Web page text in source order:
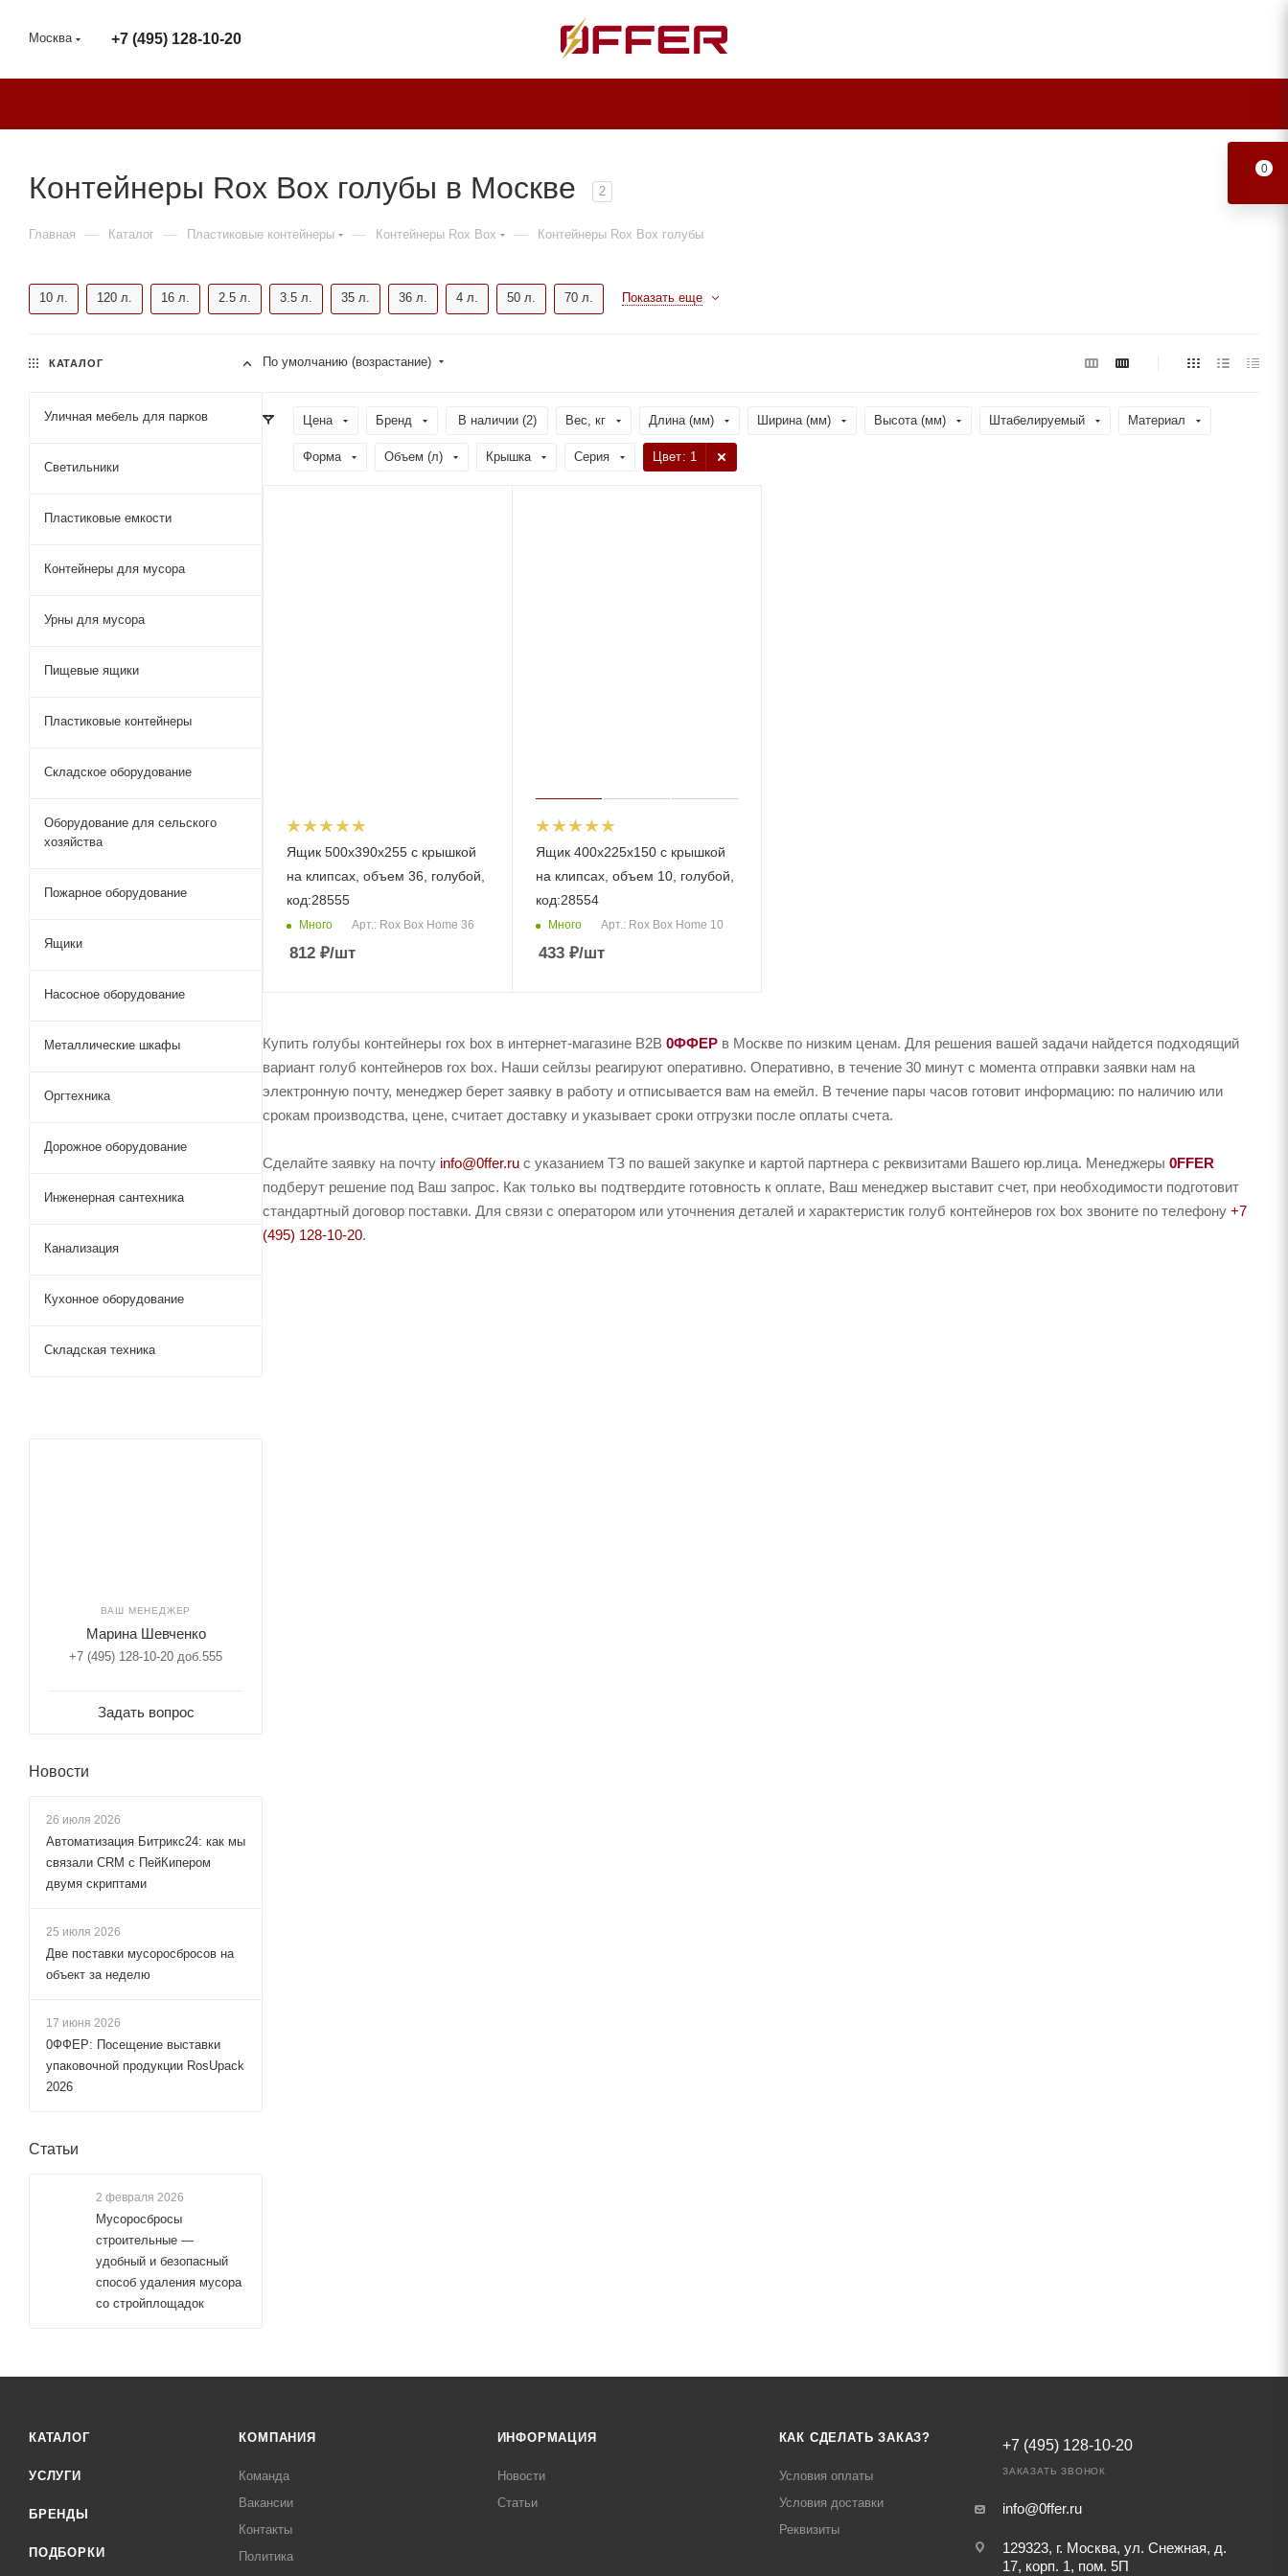
Москва +7 (495) 128-10-20
Контейнеры Rox Box голубы в Москве 2
Главная — Каталог — Пластиковые контейнеры — Контейнеры Rox Box — Контейнеры Rox Box голубы
10 л. 120 л. 16 л. 2.5 л. 3.5 л. 35 л. 36 л. 4 л. 50 л. 70 л. Показать еще
По умолчанию (возрастание)
Цена Бренд В наличии (2) Вес, кг Длина (мм) Ширина (мм) Высота (мм) Штабелируемый Материал
Форма Объем (л) Крышка Серия Цвет: 1
Ящик 500х390х255 с крышкой
на клипсах, объем 36, голубой,
код:28555
Много Арт.: Rox Box Home 36
812 ₽/шт
Ящик 400х225х150 с крышкой
на клипсах, объем 10, голубой,
код:28554
Много Арт.: Rox Box Home 10
433₽/шт
Купить голубы контейнеры rox box в интернет-магазине B2B 0ФФЕР в Москве по низким ценам. Для решения вашей задачи найдется подходящий
вариант голуб контейнеров rox box. Наши сейлзы реагируют оперативно. Оперативно, в течение 30 минут с момента отправки заявки нам на
электронную почту, менеджер берет заявку в работу и отписывается вам на емейл. В течение пары часов готовит информацию: по наличию или
срокам производства, цене, считает доставку и указывает сроки отгрузки после оплаты счета.
Сделайте заявку на почту info@0ffer.ru с указанием ТЗ по вашей закупке и картой партнера с реквизитами Вашего юр.лица. Менеджеры 0FFER
подберут решение под Ваш запрос. Как только вы подтвердите готовность к оплате, Ваш менеджер выставит счет, при необходимости подготовит
стандартный договор поставки. Для связи с оператором или уточнения деталей и характеристик голуб контейнеров rox box звоните по телефону +7
(495) 128-10-20.
КАТАЛОГ
Уличная мебель для парков
Светильники
Пластиковые емкости
Контейнеры для мусора
Урны для мусора
Пищевые ящики
Пластиковые контейнеры
Складское оборудование
Оборудование для сельского
хозяйства
Пожарное оборудование
Ящики
Насосное оборудование
Металлические шкафы
Оргтехника
Дорожное оборудование
Инженерная сантехника
Канализация
Кухонное оборудование
Складская техника
ВАШ МЕНЕДЖЕР
Марина Шевченко
+7 (495) 128-10-20 доб.555
Задать вопрос
Новости
26 июля 2026
Автоматизация Битрикс24: как мы
связали CRM с ПейКипером
двумя скриптами
25 июля 2026
Две поставки мусоросбросов на
объект за неделю
17 июня 2026
0ФФЕР: Посещение выставки
упаковочной продукции RosUpack
2026
Статьи
2 февраля 2026
Мусоросбросы
строительные —
удобный и безопасный
способ удаления мусора
со стройплощадок
КАТАЛОГ
УСЛУГИ
БРЕНДЫ
ПОДБОРКИ
КОМПАНИЯ
Команда
Вакансии
Контакты
Политика
ИНФОРМАЦИЯ
Новости
Статьи
КАК СДЕЛАТЬ ЗАКАЗ?
Условия оплаты
Условия доставки
Реквизиты
+7 (495) 128-10-20
ЗАКАЗАТЬ ЗВОНОК
info@0ffer.ru
129323, г. Москва, ул. Снежная, д.
17, корп. 1, пом. 5П
0